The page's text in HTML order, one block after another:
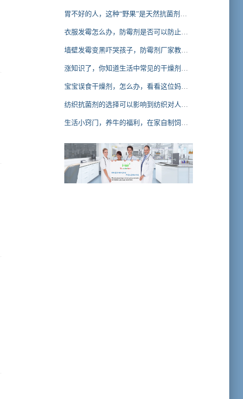
胃不好的人，这种“野果”是天然抗菌剂，
衣服发霉怎么办，防霉剂是否可以防止衣
墙壁发霉变黑吓哭孩子，防霉剂厂家教你
涨知识了，你知道生活中常见的干燥剂有
宝宝误食干燥剂，怎么办，看看这位妈妈
纺织抗菌剂的选择可以影响到纺织对人体
生活小窍门，养牛的福利，在家自制饲料